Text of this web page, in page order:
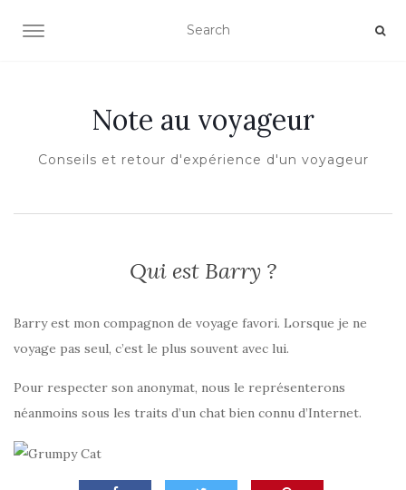
OUVRIR/FERMER LA NAVIGATION
Note au voyageur
Conseils et retour d'expérience d'un voyageur
Qui est Barry ?
Barry est mon compagnon de voyage favori. Lorsque je ne
voyage pas seul, c’est le plus souvent avec lui.
Pour respecter son anonymat, nous le représenterons
néanmoins sous les traits d’un chat bien connu d’Internet.